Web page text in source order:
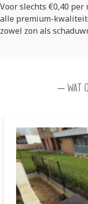
Voor slechts €0,40 per
alle premium-
zowel zon als
– Wat